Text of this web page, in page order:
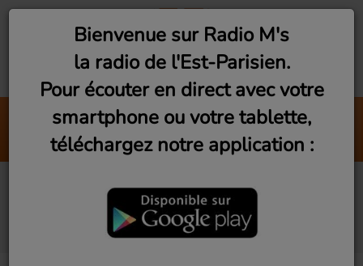
Play That Funky Music
Wild Cherry
Vu d'Ici! Ep15 - Justice
alimentaire Montreuil
Bienvenue sur Radio M's
la radio de l'Est-Parisien.
Pour écouter en direct avec votre
smartphone ou votre tablette,
téléchargez notre application :